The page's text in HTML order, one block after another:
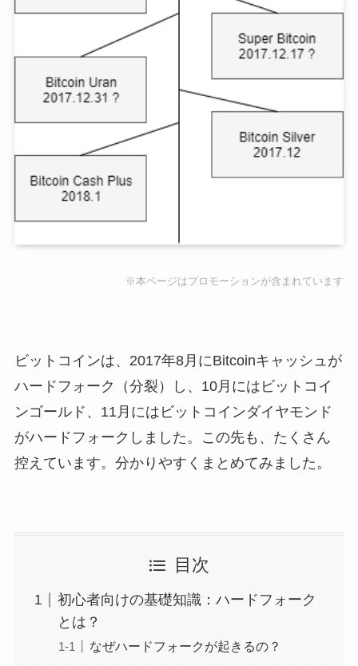
※本ページはプロモーションが含まれています
ビットコインは、2017年8月にBitcoinキャッシュが
ハードフォーク（分裂）し、10月にはビットコイ
ンゴールド、11月にはビットコインダイヤモンド
がハードフォークしました。この先も、たくさん
控えています。分かりやすくまとめてみました。
目次
初心者向けの基礎知識：ハードフォーク
とは？
なぜハードフォークが起きるの？